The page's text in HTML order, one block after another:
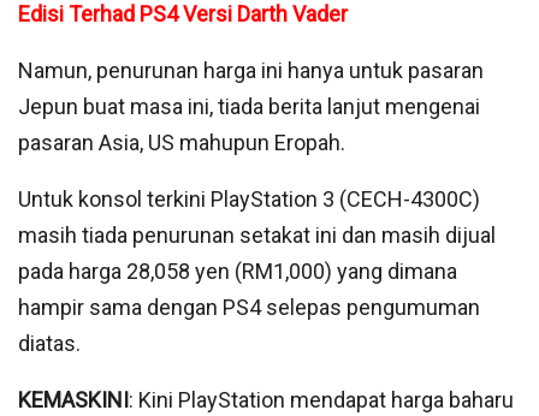
Edisi Terhad PS4 Versi Darth Vader
Namun, penurunan harga ini hanya untuk pasaran
Jepun buat masa ini, tiada berita lanjut mengenai
pasaran Asia, US mahupun Eropah.
Untuk konsol terkini PlayStation 3 (CECH-4300C)
masih tiada penurunan setakat ini dan masih dijual
pada harga 28,058 yen (RM1,000) yang dimana
hampir sama dengan PS4 selepas pengumuman
diatas.
KEMASKINI: Kini PlayStation mendapat harga baharu